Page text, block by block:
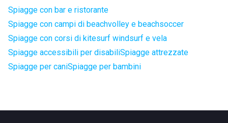
Spiagge con bar e ristorante
Spiagge con campi di beachvolley e beachsoccer
Spiagge con corsi di kitesurf windsurf e vela
Spiagge accessibili per disabiliSpiagge attrezzate
Spiagge per caniSpiagge per bambini